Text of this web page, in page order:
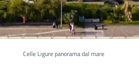
Celle Ligure panorama dal mare